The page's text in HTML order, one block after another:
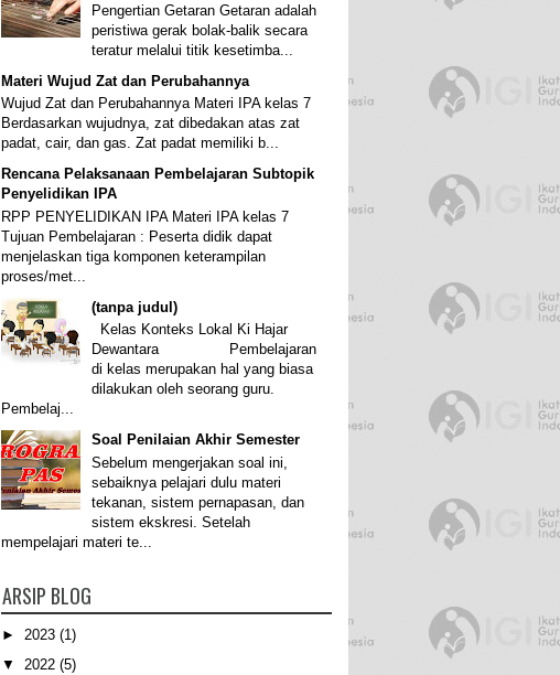
Pengertian Getaran Getaran adalah
peristiwa gerak bolak-balik secara
teratur melalui titik kesetimba...
Materi Wujud Zat dan Perubahannya
Wujud Zat dan Perubahannya Materi IPA kelas 7
Berdasarkan wujudnya, zat dibedakan atas zat
padat, cair, dan gas. Zat padat memiliki b...
Rencana Pelaksanaan Pembelajaran Subtopik
Penyelidikan IPA
RPP PENYELIDIKAN IPA Materi IPA kelas 7
Tujuan Pembelajaran : Peserta didik dapat
menjelaskan tiga komponen keterampilan
proses/met...
(tanpa judul)
Kelas Konteks Lokal Ki Hajar
Dewantara Pembelajaran
di kelas merupakan hal yang biasa
dilakukan oleh seorang guru.
Pembelaj...
Soal Penilaian Akhir Semester
Sebelum mengerjakan soal ini,
sebaiknya pelajari dulu materi
tekanan, sistem pernapasan, dan
sistem ekskresi. Setelah
mempelajari materi te...
ARSIP BLOG
► 2023 (1)
▼ 2022 (5)